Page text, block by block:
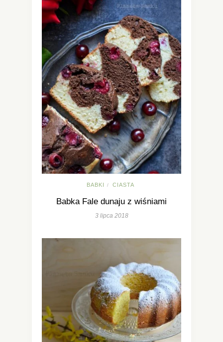
BABKI / CIASTA
Babka Fale dunaju z wiśniami
3 lipca 2018